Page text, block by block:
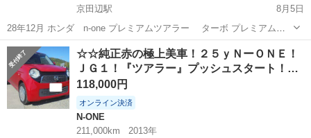
京田辺駅
8月5日
28年12月 ホンダ n-one プレミアムツアラー ターボ プレミアムデ
ィープロッソパール 希少 ブラウン 車検令和9年8月 105000km スマ
ートキー2個 vxm-175vfi フルセグ tv bluetoot...
京都 京田辺市 京田辺駅 N-ONE
☆☆純正赤の極上美車！２５ｙＮーＯＮＥ！
ＪＧ１！『ツアラー』プッシュスタート！…
118,000円
オンライン決済
N-ONE
211,000km
2013年